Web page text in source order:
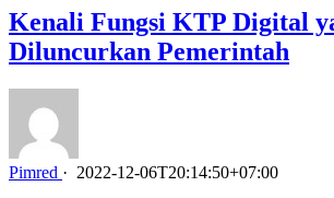
Kenali Fungsi KTP Digital
Diluncurkan Pemerintah
Pimred · 2022-12-06T20:14:50+07:00